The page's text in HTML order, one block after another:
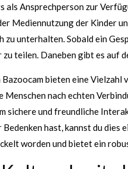
als Ansprechperson zur
Mediennutzung der Kinder
zu unterhalten. Sobald ein
teilen. Daneben gibt es auf
bieten eine
Menschen nach echten
sichere und freundliche
hast, kannst du dies
worden und bietet ein